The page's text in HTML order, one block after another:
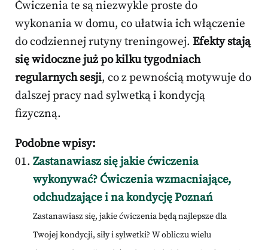
Ćwiczenia te są niezwykle proste do
wykonania w domu, co ułatwia ich włączenie
do codziennej rutyny treningowej. Efekty stają
się widoczne już po kilku tygodniach
regularnych sesji, co z pewnością motywuje do
dalszej pracy nad sylwetką i kondycją
fizyczną.
Podobne wpisy:
Zastanawiasz się jakie ćwiczenia
wykonywać? Ćwiczenia wzmacniające,
odchudzające i na kondycję Poznań
Zastanawiasz się, jakie ćwiczenia będą najlepsze dla
Twojej kondycji, siły i sylwetki? W obliczu wielu